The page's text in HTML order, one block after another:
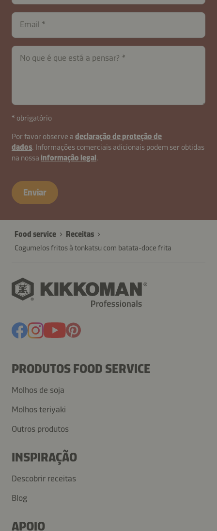
Email
No que é que está a pensar?
* obrigatório
Por favor observe a declaração de proteção de
dados. Informações comerciais adicionais podem ser obtidas
na nossa informação legal.
Enviar
Food service
Receitas
Cogumelos fritos à tonkatsu com batata-doce frita
PRODUTOS FOOD SERVICE
Molhos de soja
Molhos teriyaki
Outros produtos
INSPIRAÇÃO
Descobrir receitas
Blog
APOIO